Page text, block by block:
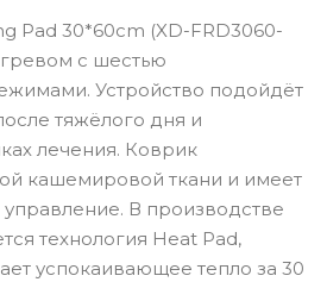
Pad 30*60cm (XD-FRD3060-
с шестью
Устройство подойдёт
тяжёлого дня и
лечения. Коврик
кашемировой ткани и имеет
В производстве
технология Heat Pad,
успокаивающее тепло за 30